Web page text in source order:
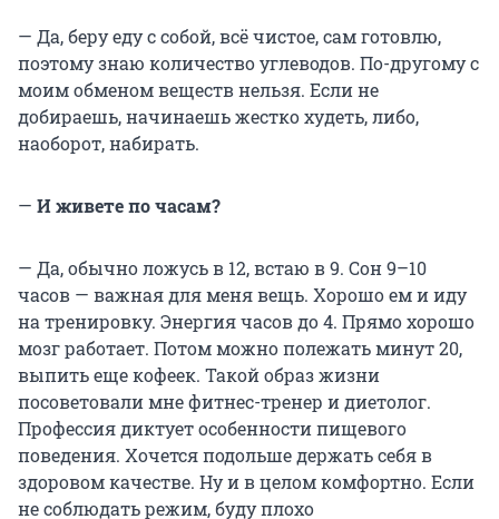
— Да, беру еду с собой, всё чистое, сам готовлю,
поэтому знаю количество углеводов. По-другому с
моим обменом веществ нельзя. Если не
добираешь, начинаешь жестко худеть, либо,
наоборот, набирать.
— И живете по часам?
— Да, обычно ложусь в 12, встаю в 9. Сон 9–10
часов — важная для меня вещь. Хорошо ем и иду
на тренировку. Энергия часов до 4. Прямо хорошо
мозг работает. Потом можно полежать минут 20,
выпить еще кофеек. Такой образ жизни
посоветовали мне фитнес-тренер и диетолог.
Профессия диктует особенности пищевого
поведения. Хочется подольше держать себя в
здоровом качестве. Ну и в целом комфортно. Если
не соблюдать режим, буду плохо